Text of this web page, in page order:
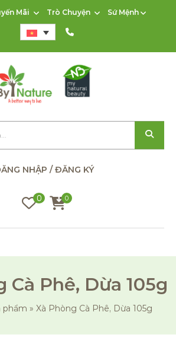
Mãi Trò Chuyện Sứ Mệnh
NHẬP / ĐĂNG KÝ
0 0
Cà Phê, Dừa 105g
phẩm » Xà Phòng Cà Phê, Dừa 105g